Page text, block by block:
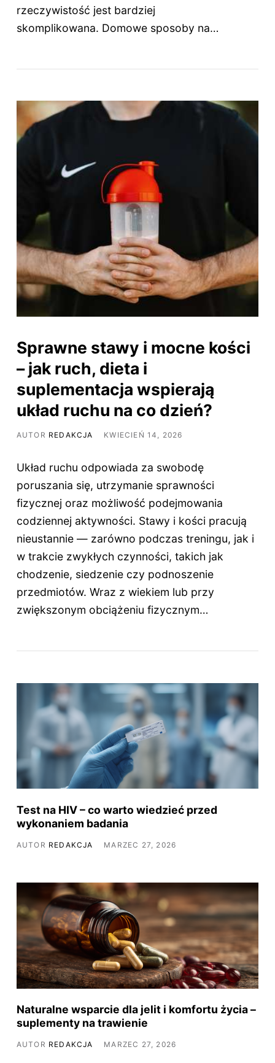
rzeczywistość jest bardziej
skomplikowana. Domowe sposoby na…
Sprawne stawy i mocne kości
– jak ruch, dieta i
suplementacja wspierają
układ ruchu na co dzień?
AUTOR REDAKCJA KWIECIEŃ 14, 2026
Układ ruchu odpowiada za swobodę
poruszania się, utrzymanie sprawności
fizycznej oraz możliwość podejmowania
codziennej aktywności. Stawy i kości pracują
nieustannie — zarówno podczas treningu, jak i
w trakcie zwykłych czynności, takich jak
chodzenie, siedzenie czy podnoszenie
przedmiotów. Wraz z wiekiem lub przy
zwiększonym obciążeniu fizycznym…
Test na HIV – co warto wiedzieć przed
wykonaniem badania
AUTOR REDAKCJA MARZEC 27, 2026
Naturalne wsparcie dla jelit i komfortu życia –
suplementy na trawienie
AUTOR REDAKCJA MARZEC 27, 2026